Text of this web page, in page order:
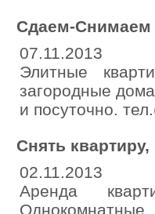
Сдаем-Снимаем
07.11.2013
Элитные
загородные
и посуточно.
Снять
02.11.2013
Аренда